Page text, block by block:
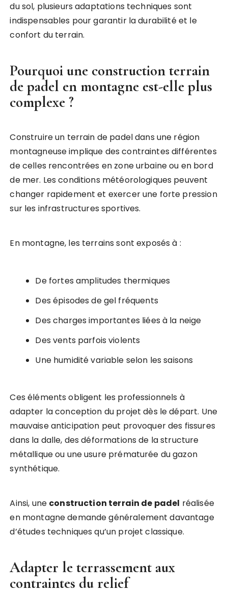
du sol, plusieurs adaptations techniques sont
indispensables pour garantir la durabilité et le
confort du terrain.
Pourquoi une construction terrain
de padel en montagne est-elle plus
complexe ?
Construire un terrain de padel dans une région
montagneuse implique des contraintes différentes
de celles rencontrées en zone urbaine ou en bord
de mer. Les conditions météorologiques peuvent
changer rapidement et exercer une forte pression
sur les infrastructures sportives.
En montagne, les terrains sont exposés à :
De fortes amplitudes thermiques
Des épisodes de gel fréquents
Des charges importantes liées à la neige
Des vents parfois violents
Une humidité variable selon les saisons
Ces éléments obligent les professionnels à
adapter la conception du projet dès le départ. Une
mauvaise anticipation peut provoquer des fissures
dans la dalle, des déformations de la structure
métallique ou une usure prématurée du gazon
synthétique.
Ainsi, une construction terrain de padel réalisée
en montagne demande généralement davantage
d’études techniques qu’un projet classique.
Adapter le terrassement aux
contraintes du relief